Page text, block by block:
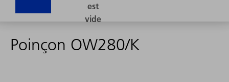
Poinçon OW280/K